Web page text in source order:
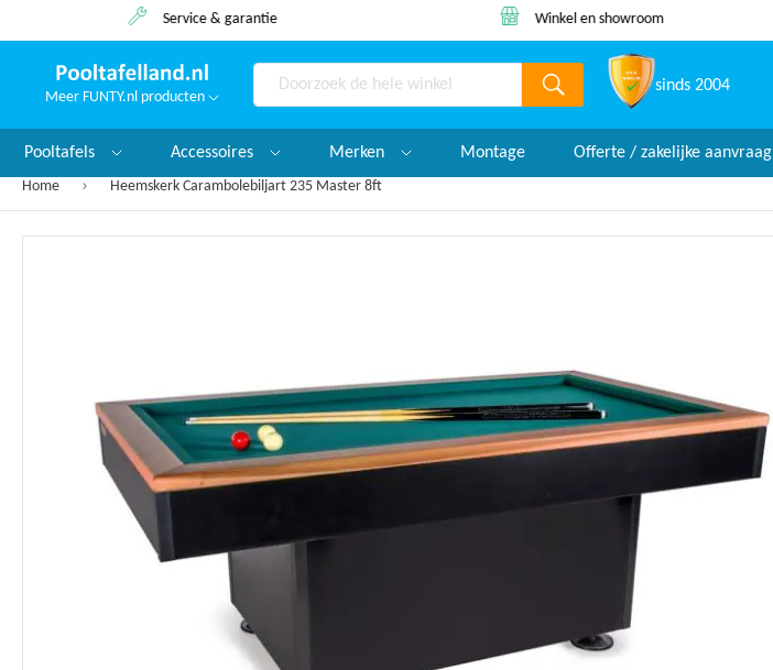
Home Heemskerk Carambolebiljart 235 Master 8ft
afbeeldingen-
Service & garantie Winkel en showroom
Meer FUNTY.nl producten
Search
sinds 2004
Pooltafels Accessoires Merken Montage Offerte / zakelijke aanvraag